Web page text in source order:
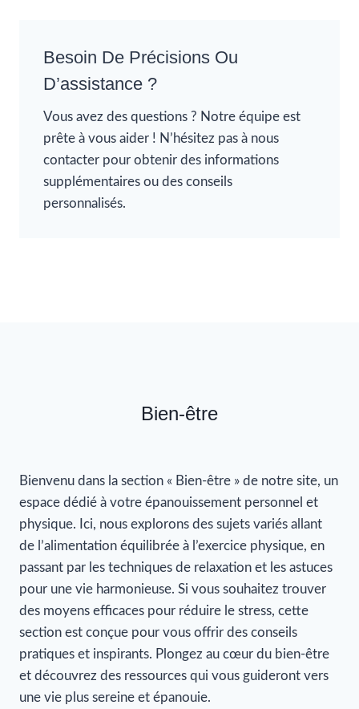
Besoin De Précisions Ou
D’assistance ?
Vous avez des questions ? Notre équipe est
prête à vous aider ! N’hésitez pas à nous
contacter pour obtenir des informations
supplémentaires ou des conseils
personnalisés.
Bien-être
Bienvenu dans la section « Bien-être » de notre site, un
espace dédié à votre épanouissement personnel et
physique. Ici, nous explorons des sujets variés allant
de l’alimentation équilibrée à l’exercice physique, en
passant par les techniques de relaxation et les astuces
pour une vie harmonieuse. Si vous souhaitez trouver
des moyens efficaces pour réduire le stress, cette
section est conçue pour vous offrir des conseils
pratiques et inspirants. Plongez au cœur du bien-être
et découvrez des ressources qui vous guideront vers
une vie plus sereine et épanouie.